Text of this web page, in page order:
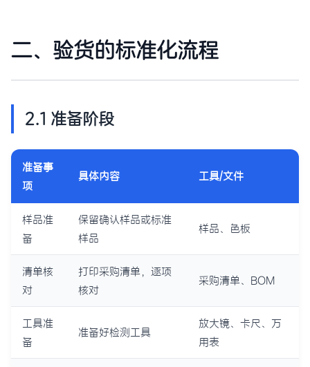
二、验货的标准化流程
2.1 准备阶段
准备事
项
具体内容 工具/文件
样品准
备
保留确认样品或标准
样品
样品、色板
清单核
对
打印采购清单，逐项
核对
采购清单、BOM
工具准
备
准备好检测工具
放大镜、卡尺、万
用表